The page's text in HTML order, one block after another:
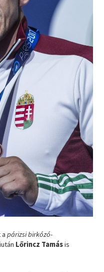
párizsi birkózó-
Lőrincz Tamásis